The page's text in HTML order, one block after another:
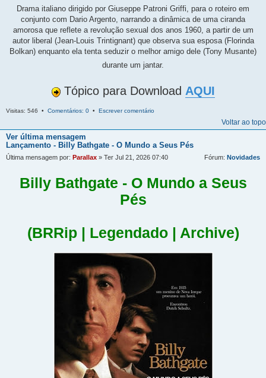
Drama italiano dirigido por Giuseppe Patroni Griffi, para o roteiro em
conjunto com Dario Argento, narrando a dinâmica de uma ciranda
amorosa que reflete a revolução sexual dos anos 1960, a partir de um
autor liberal (Jean-Louis Trintignant) que observa sua esposa (Florinda
Bolkan) enquanto ela tenta seduzir o melhor amigo dele (Tony Musante)
durante um jantar.
Tópico para Download AQUI
Visitas: 546 • Comentários: 0 • Escrever comentário
Voltar ao topo
Ver última mensagem
Lançamento - Billy Bathgate - O Mundo a Seus Pés
Última mensagem por: Parallax » Ter Jul 21, 2026 07:40 Fórum: Novidades
Billy Bathgate - O Mundo a Seus
Pés
(BRRip | Legendado | Archive)